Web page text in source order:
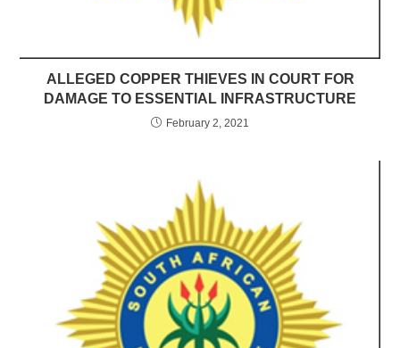
ALLEGED COPPER THIEVES IN COURT FOR
DAMAGE TO ESSENTIAL INFRASTRUCTURE
February 2, 2021